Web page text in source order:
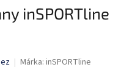
inSPORTline
Márka: inSPORTline